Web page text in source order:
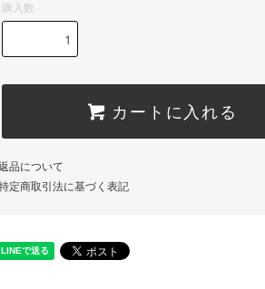
購入数
カートに入れる
品について
定商取引法に基づく表記